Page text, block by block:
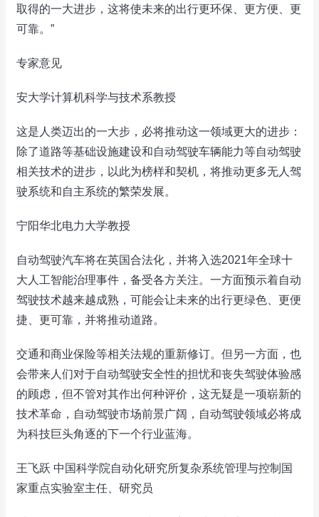
取得的一大进步，这将使未来的出行更环保、更方便、更
可靠。”
专家意见
安大学计算机科学与技术系教授
这是人类迈出的一大步，必将推动这一领域更大的进步：
除了道路等基础设施建设和自动驾驶车辆能力等自动驾驶
相关技术的进步，以此为榜样和契机，将推动更多无人驾
驶系统和自主系统的繁荣发展。
宁阳华北电力大学教授
自动驾驶汽车将在英国合法化，并将入选2021年全球十
大人工智能治理事件，备受各方关注。一方面预示着自动
驾驶技术越来越成熟，可能会让未来的出行更绿色、更便
捷、更可靠，并将推动道路。
交通和商业保险等相关法规的重新修订。但另一方面，也
会带来人们对于自动驾驶安全性的担忧和丧失驾驶体验感
的顾虑，但不管对其作出何种评价，这无疑是一项崭新的
技术革命，自动驾驶市场前景广阔，自动驾驶领域必将成
为科技巨头角逐的下一个行业蓝海。
王飞跃 中国科学院自动化研究所复杂系统管理与控制国
家重点实验室主任、研究员